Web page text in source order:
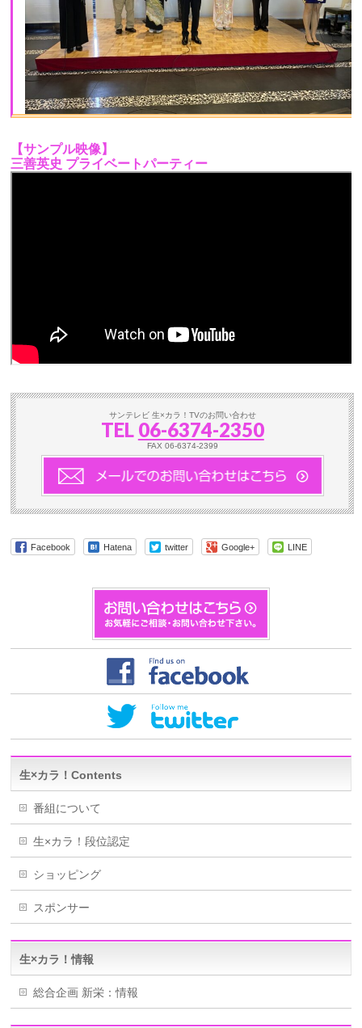
【サンプル映像】
三善英史 プライベートパーティー
サンテレビ 生×カラ！TVのお問い合わせ
TEL 06-6374-2350
FAX 06-6374-2399
Facebook Hatena twitter Google+ LINE
生×カラ！Contents
番組について
生×カラ！段位認定
ショッピング
スポンサー
生×カラ！情報
総合企画 新栄：情報